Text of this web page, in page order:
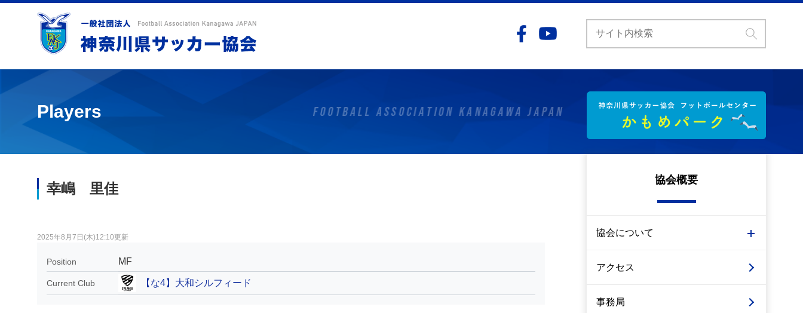
Players
幸嶋 里佳
2025年8月7日(木)12:10更新
Position MF
Current Club 【な4】大和シルフィード
協会概要
協会について
アクセス
事務局